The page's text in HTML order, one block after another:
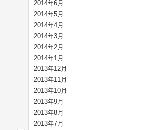
2014年6月
2014年5月
2014年4月
2014年3月
2014年2月
2014年1月
2013年12月
2013年11月
2013年10月
2013年9月
2013年8月
2013年7月